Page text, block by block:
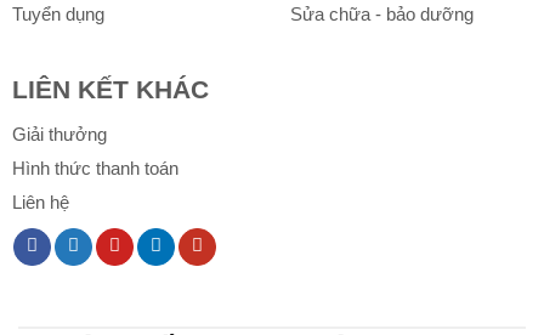
Tuyển dụng
Sửa chữa - bảo dưỡng
LIÊN KẾT KHÁC
Giải thưởng
Hình thức thanh toán
Liên hệ